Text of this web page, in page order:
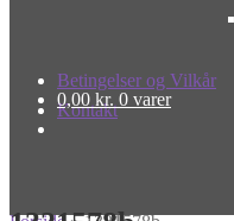
Betingelser og Vilkår
Kontakt
0,00 kr. 0 varer